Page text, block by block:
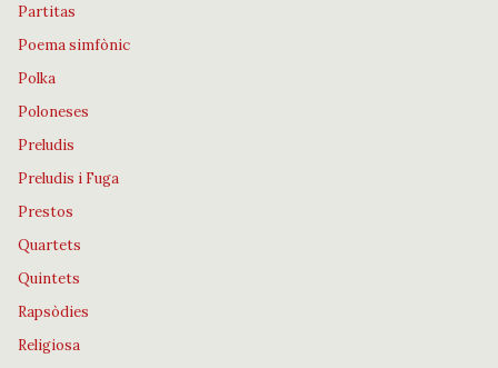
Partitas
Poema simfònic
Polka
Poloneses
Preludis
Preludis i Fuga
Prestos
Quartets
Quintets
Rapsòdies
Religiosa